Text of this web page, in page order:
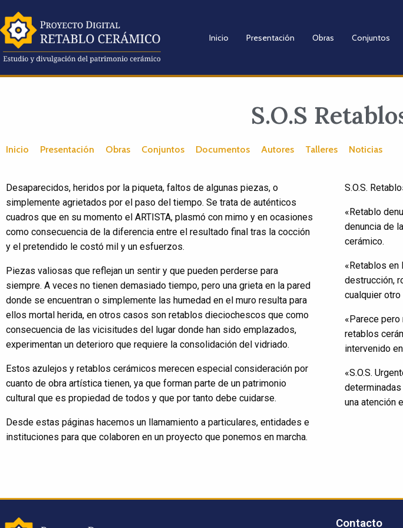
Inicio Presentación Obras Conjuntos
S.O.S
Inicio Presentación Obras Conjuntos Documentos Autores Talleres Noticias
Desaparecidos, heridos por la piqueta, faltos de algunas piezas, o
simplemente agrietados por el paso del tiempo. Se trata de auténticos
cuadros que en su momento el ARTISTA, plasmó con mimo y en ocasiones
como consecuencia de la diferencia entre el resultado final tras la cocción
y el pretendido le costó mil y un esfuerzos.
Piezas valiosas que reflejan un sentir y que pueden perderse para
siempre. A veces no tienen demasiado tiempo, pero una grieta en la pared
donde se encuentran o simplemente las humedad en el muro resulta para
ellos mortal herida, en otros casos son retablos dieciochescos que como
consecuencia de las vicisitudes del lugar donde han sido emplazados,
experimentan un deterioro que requiere la consolidación del vidriado.
Estos azulejos y retablos cerámicos merecen especial consideración por
cuanto de obra artística tienen, ya que forman parte de un patrimonio
cultural que es propiedad de todos y que por tanto debe cuidarse.
Desde estas páginas hacemos un llamamiento a particulares, entidades e
instituciones para que colaboren en un proyecto que ponemos en marcha.
S.O.S.
«Retablo
denuncia de
cerámico.
«Retablos en
destrucción,
cualquier otro
«Parece
retablos
intervenido
«S.O.S.
una atención
Contacto